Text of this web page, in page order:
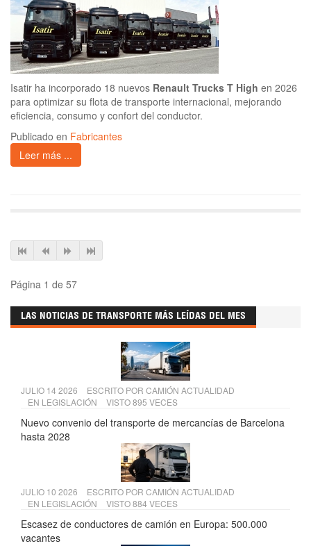
Isatir ha incorporado 18 nuevos Renault Trucks T High en 2026
para optimizar su flota de transporte internacional, mejorando
eficiencia, consumo y confort del conductor.
Publicado en Fabricantes
Leer más ...
Página 1 de 57
LAS NOTICIAS DE TRANSPORTE MÁS LEÍDAS DEL MES
JULIO 14 2026 ESCRITO POR CAMIÓN ACTUALIDAD
EN LEGISLACIÓN VISTO 895 VECES
Nuevo convenio del transporte de mercancías de Barcelona
hasta 2028
JULIO 10 2026 ESCRITO POR CAMIÓN ACTUALIDAD
EN LEGISLACIÓN VISTO 884 VECES
Escasez de conductores de camión en Europa: 500.000
vacantes